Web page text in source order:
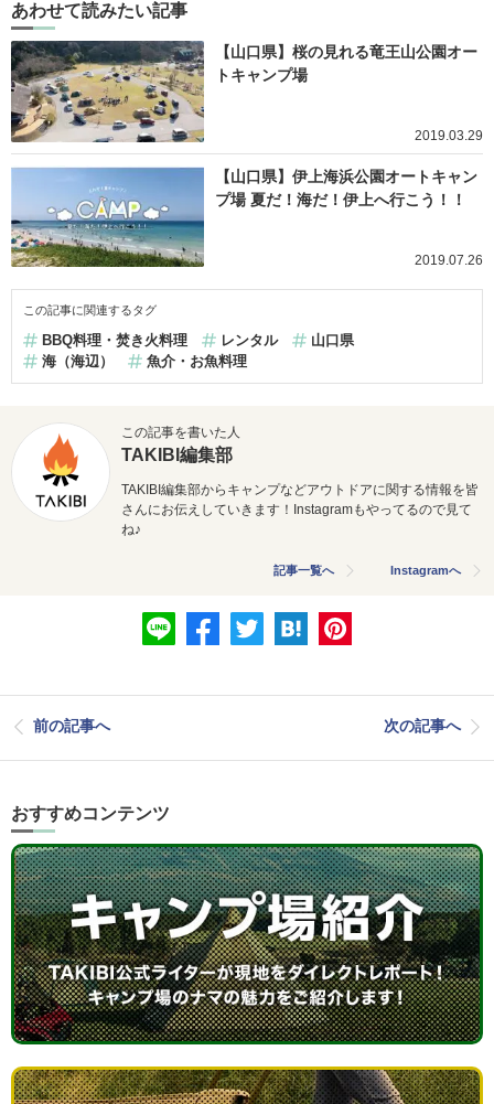
あわせて読みたい記事
【山口県】桜の見れる竜王山公園オー
トキャンプ場
2019.03.29
【山口県】伊上海浜公園オートキャン
プ場 夏だ！海だ！伊上へ行こう！！
2019.07.26
この記事に関連するタグ
BBQ料理・焚き火料理 レンタル
山口県
海（海辺）
魚介・お魚料理
この記事を書いた人
TAKIBI編集部
TAKIBI編集部からキャンプなどアウトドアに関する情報を皆
さんにお伝えしていきます！Instagramもやってるので見て
ね♪
記事一覧へ Instagramへ
前の記事へ 次の記事へ
おすすめコンテンツ